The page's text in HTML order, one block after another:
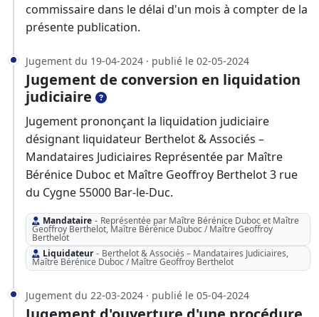
commissaire dans le délai d'un mois à compter de la
présente publication.
Jugement du 19-04-2024 · publié le 02-05-2024
Jugement de conversion en liquidation
judiciaire
Jugement prononçant la liquidation judiciaire
désignant liquidateur Berthelot & Associés –
Mandataires Judiciaires Représentée par Maître
Bérénice Duboc et Maître Geoffroy Berthelot 3 rue
du Cygne 55000 Bar-le-Duc.
Mandataire - Représentée par Maître Bérénice Duboc et Maître
Geoffroy Berthelot, Maître Bérénice Duboc / Maître Geoffroy
Berthelot
Liquidateur - Berthelot & Associés – Mandataires Judiciaires,
Maître Bérénice Duboc / Maître Geoffroy Berthelot
Jugement du 22-03-2024 · publié le 05-04-2024